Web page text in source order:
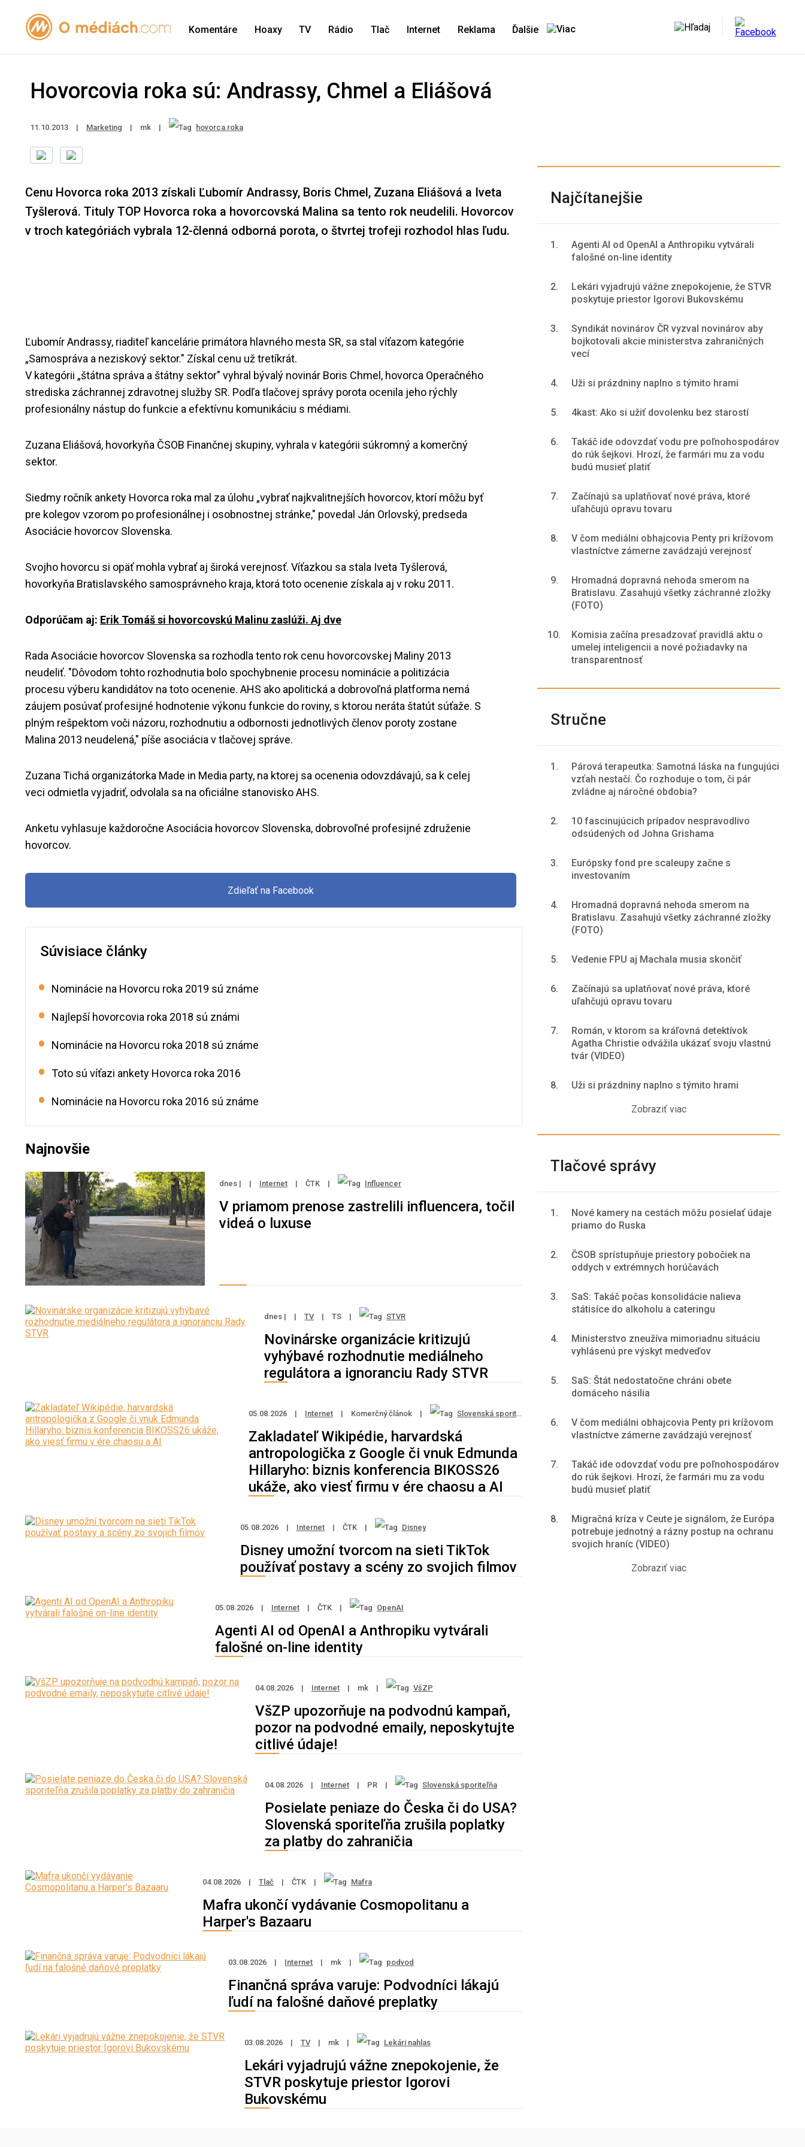
Komentáre Hoaxy TV Rádio Tlač Internet Reklama Ďalšie
Hovorcovia roka sú: Andrassy, Chmel a Eliášová
11.10.2013 | Marketing | mk | hovorca roka
Cenu Hovorca roka 2013 získali Ľubomír Andrassy, Boris Chmel, Zuzana Eliášová a Iveta
Tyšlerová. Tituly TOP Hovorca roka a hovorcovská Malina sa tento rok neudelili. Hovorcov
v troch kategóriách vybrala 12-členná odborná porota, o štvrtej trofeji rozhodol hlas ľudu.
Ľubomír Andrassy, riaditeľ kancelárie primátora hlavného mesta SR, sa stal víťazom kategórie
„Samospráva a neziskový sektor." Získal cenu už tretíkrát.
V kategórii „štátna správa a štátny sektor" vyhral bývalý novinár Boris Chmel, hovorca Operačného
strediska záchrannej zdravotnej služby SR. Podľa tlačovej správy porota ocenila jeho rýchly
profesionálny nástup do funkcie a efektívnu komunikáciu s médiami.
Zuzana Eliášová, hovorkyňa ČSOB Finančnej skupiny, vyhrala v kategórii súkromný a komerčný
sektor.
Siedmy ročník ankety Hovorca roka mal za úlohu „vybrať najkvalitnejších hovorcov, ktorí môžu byť
pre kolegov vzorom po profesionálnej i osobnostnej stránke," povedal Ján Orlovský, predseda
Asociácie hovorcov Slovenska.
Svojho hovorcu si opäť mohla vybrať aj široká verejnosť. Víťazkou sa stala Iveta Tyšlerová,
hovorkyňa Bratislavského samosprávneho kraja, ktorá toto ocenenie získala aj v roku 2011.
Odporúčam aj: Erik Tomáš si hovorcovskú Malinu zaslúži. Aj dve
Rada Asociácie hovorcov Slovenska sa rozhodla tento rok cenu hovorcovskej Maliny 2013
neudeliť. "Dôvodom tohto rozhodnutia bolo spochybnenie procesu nominácie a politizácia
procesu výberu kandidátov na toto ocenenie. AHS ako apolitická a dobrovoľná platforma nemá
záujem posúvať profesijné hodnotenie výkonu funkcie do roviny, s ktorou neráta štatút súťaže. S
plným rešpektom voči názoru, rozhodnutiu a odbornosti jednotlivých členov poroty zostane
Malina 2013 neudelená," píše asociácia v tlačovej správe.
Zuzana Tichá organizátorka Made in Media party, na ktorej sa ocenenia odovzdávajú, sa k celej
veci odmietla vyjadriť, odvolala sa na oficiálne stanovisko AHS.
Anketu vyhlasuje každoročne Asociácia hovorcov Slovenska, dobrovoľné profesijné združenie
hovorcov.
Zdieľať na Facebook
Súvisiace články
Nominácie na Hovorcu roka 2019 sú známe
Najlepší hovorcovia roka 2018 sú známi
Nominácie na Hovorcu roka 2018 sú známe
Toto sú víťazi ankety Hovorca roka 2016
Nominácie na Hovorcu roka 2016 sú známe
Najnovšie
dnes | | Internet | ČTK | Influencer
V priamom prenose zastrelili influencera, točil
videá o luxuse
dnes | | TV | TS | STVR
Novinárske organizácie kritizujú
vyhýbavé rozhodnutie mediálneho
regulátora a ignoranciu Rady STVR
05.08.2026 | Internet | Komerčný článok | Slovenská sporiteľňa
Zakladateľ Wikipédie, harvardská
antropologička z Google či vnuk Edmunda
Hillaryho: biznis konferencia BIKOSS26
ukáže, ako viesť firmu v ére chaosu a AI
05.08.2026 | Internet | ČTK | Disney
Disney umožní tvorcom na sieti TikTok
používať postavy a scény zo svojich filmov
05.08.2026 | Internet | ČTK | OpenAI
Agenti AI od OpenAI a Anthropiku vytvárali
falošné on-line identity
04.08.2026 | Internet | mk | VšZP
VšZP upozorňuje na podvodnú kampaň,
pozor na podvodné emaily, neposkytujte
citlivé údaje!
04.08.2026 | Internet | PR | Slovenská sporiteľňa
Posielate peniaze do Česka či do USA?
Slovenská sporiteľňa zrušila poplatky
za platby do zahraničia
04.08.2026 | Tlač | ČTK | Mafra
Mafra ukončí vydávanie Cosmopolitanu a
Harper's Bazaaru
03.08.2026 | Internet | mk | podvod
Finančná správa varuje: Podvodníci lákajú
ľudí na falošné daňové preplatky
03.08.2026 | TV | mk | Lekári nahlas
Lekári vyjadrujú vážne znepokojenie, že
STVR poskytuje priestor Igorovi
Bukovskému
Najčítanejšie
1.
Agenti AI od OpenAI a Anthropiku vytvárali
falošné on-line identity
2.
Lekári vyjadrujú vážne znepokojenie, že STVR
poskytuje priestor Igorovi Bukovskému
3.
Syndikát novinárov ČR vyzval novinárov aby
bojkotovali akcie ministerstva zahraničných
vecí
4. Uži si prázdniny naplno s týmito hrami
5. 4kast: Ako si užiť dovolenku bez starostí
6.
Takáč ide odovzdať vodu pre poľnohospodárov
do rúk šejkovi. Hrozí, že farmári mu za vodu
budú musieť platiť
7.
Začínajú sa uplatňovať nové práva, ktoré
uľahčujú opravu tovaru
8.
V čom mediálni obhajcovia Penty pri krížovom
vlastníctve zámerne zavádzajú verejnosť
9.
Hromadná dopravná nehoda smerom na
Bratislavu. Zasahujú všetky záchranné zložky
(FOTO)
10.
Komisia začína presadzovať pravidlá aktu o
umelej inteligencii a nové požiadavky na
transparentnosť
Stručne
1.
Párová terapeutka: Samotná láska na fungujúci
vzťah nestačí. Čo rozhoduje o tom, či pár
zvládne aj náročné obdobia?
2.
10 fascinujúcich prípadov nespravodlivo
odsúdených od Johna Grishama
3.
Európsky fond pre scaleupy začne s
investovaním
4.
Hromadná dopravná nehoda smerom na
Bratislavu. Zasahujú všetky záchranné zložky
(FOTO)
5. Vedenie FPU aj Machala musia skončiť
6.
Začínajú sa uplatňovať nové práva, ktoré
uľahčujú opravu tovaru
7.
Román, v ktorom sa kráľovná detektívok
Agatha Christie odvážila ukázať svoju vlastnú
tvár (VIDEO)
8. Uži si prázdniny naplno s týmito hrami
Zobraziť viac
Tlačové správy
1.
Nové kamery na cestách môžu posielať údaje
priamo do Ruska
2.
ČSOB sprístupňuje priestory pobočiek na
oddych v extrémnych horúčavách
3.
SaS: Takáč počas konsolidácie nalieva
státisíce do alkoholu a cateringu
4.
Ministerstvo zneužíva mimoriadnu situáciu
vyhlásenú pre výskyt medveďov
5.
SaS: Štát nedostatočne chráni obete
domáceho násilia
6.
V čom mediálni obhajcovia Penty pri krížovom
vlastníctve zámerne zavádzajú verejnosť
7.
Takáč ide odovzdať vodu pre poľnohospodárov
do rúk šejkovi. Hrozí, že farmári mu za vodu
budú musieť platiť
8.
Migračná kríza v Ceute je signálom, že Európa
potrebuje jednotný a rázny postup na ochranu
svojich hraníc (VIDEO)
Zobraziť viac